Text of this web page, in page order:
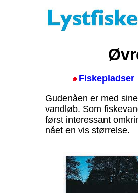
Fiskepladser
Gudenåen er med
vandløb. Som
først interessant
nået en vis størrelse.